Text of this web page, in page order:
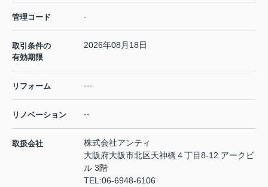
管理コード -
取引条件の
有効期限
2026年08月18日
リフォーム ---
リノベーション --
取扱会社
株式会社アンティ
大阪府大阪市北区天神橋４丁目8-12 アークビ
ル 3階
TEL:06-6948-6106